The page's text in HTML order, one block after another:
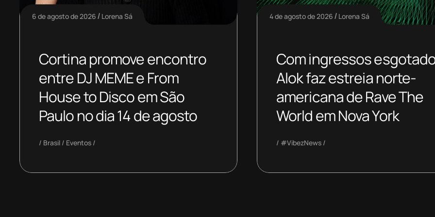
6 de agosto de 2026 Lorena Sá
Cortina promove encontro
entre DJ MEME e From
House to Disco em São
Paulo no dia 14 de agosto
Brasil Eventos
4 de agosto de 2026 Lorena Sá
Com ingressos
Alok faz estreia norte-
americana de Rave The
World em Nova York
#VibezNews